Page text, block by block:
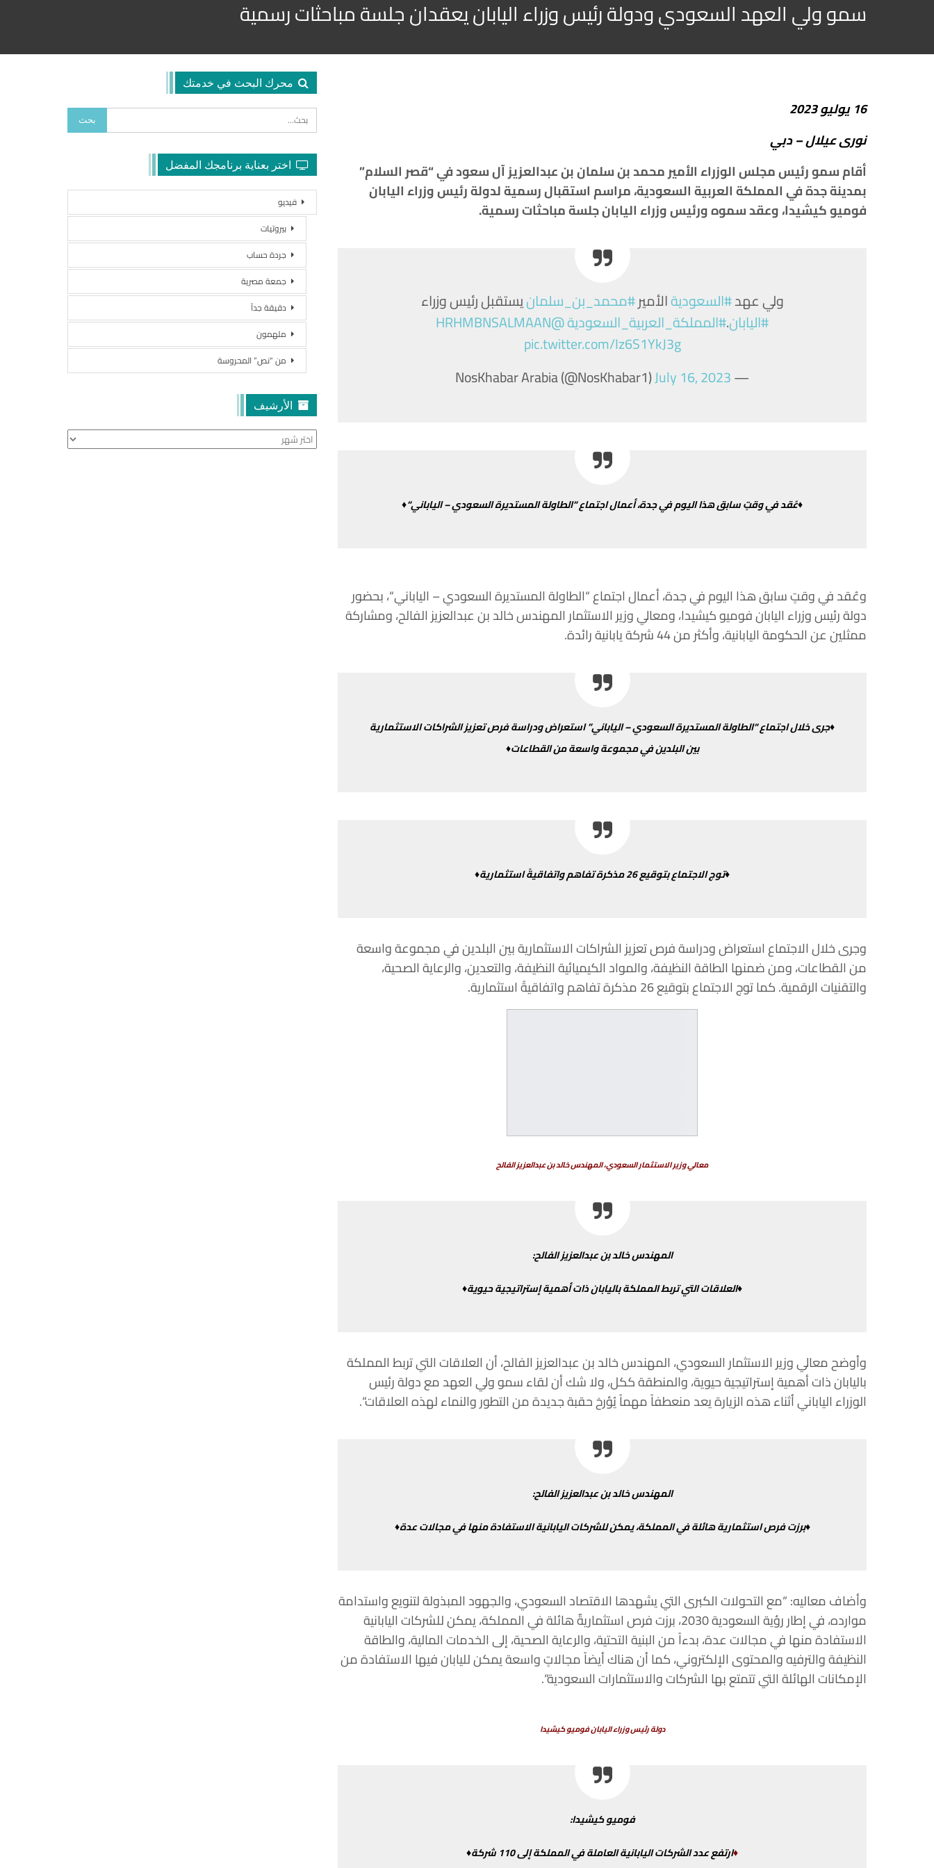
سمو ولي العهد السعودي ودولة رئيس وزراء اليابان يعقدان جلسة مباحثات رسمية
16 يوليو2023
نورىعيلال–دبي
أقام سمورئيسمجلسالوزراءالأميرمحمدبنسلمانبنعبدالعزيزآلسعودفي“قصرالسلام”
بمدينةجدة في المملكة العربية السعودية،مراسماستقبالرسميةلدولةرئيس وزراءاليابان
فوميوكيشيدا،وعقدسموهورئيسوزراءاليابانجلسةمباحثاترسمية.
ولي عهد#السعوديةالأمير#محمد_بن_سلمانيستقبل رئيس وزراء
#اليابان.#المملكة_العربية_السعودية@HRHMBNSALMAAN
pic.twitter.com/Iz6S1YkJ3g
— NosKhabar Arabia (@NosKhabar1)
July 16, 2023
♦عُقدفيوقتٍسابقهذااليومفيجدة،أعمالاجتماع“الطاولةالمستديرةالسعودي–الياباني“♦
وعُقدفيوقتٍسابقهذا اليومفيجدة،أعمالاجتماع“الطاولةالمستديرةالسعودي– الياباني“،بحضور
دولةرئيسوزراءاليابانفوميوكيشيدا،ومعالي وزيرالاستثمارالمهندسخالدبنعبدالعزيزالفالح،ومشاركة
ممثلينعنالحكومةاليابانية،وأكثرمن شركةيابانيةرائدة.
♦جرىخلالاجتماع“الطاولةالمستديرةالسعودي–الياباني”استعراضودراسةفرصتعزيزالشراكاتالاستثمارية
بينالبلدينفيمجموعةواسعة منالقطاعات♦
♦توجالاجتماعبتوقيع26 مذكرةتفاهمواتفاقيةًاستثمارية♦
وجرىخلالالاجتماعاستعراضودراسةفرصتعزيزالشراكاتالاستثماريةبينالبلدينفيمجموعةواسعة
منالقطاعات،ومنضمنها الطاقةالنظيفة،والموادالكيميائيةالنظيفة،والتعدين،والرعايةالصحية،
والتقنياتالرقمية.كماتوجالاجتماعبتوقيع مذكرةتفاهمواتفاقيةًاستثمارية.
معاليوزيرالاستثمارالسعودي،المهندسخالدبنعبدالعزيزالفالح
المهندسخالدبنعبدالعزيزالفالح:
♦العلاقاتالتيتربطالمملكةباليابانذاتأهميةإستراتيجيةحيوية♦
وأوضحمعاليوزيرالاستثمارالسعودي، المهندسخالدبنعبدالعزيزالفالح،أنالعلاقاتالتيتربطالمملكة
باليابانذاتأهميةإستراتيجيةحيوية،والمنطقة ككل،ولاشكأنلقاءسمووليالعهدمعدولةرئيس
الوزراءاليابانيأثناءهذهالزيارةيعدمنعطفاًمهماًيُؤرخحقبةجديدةمنالتطوروالنماءلهذهالعلاقات“.
المهندسخالدبنعبدالعزيزالفالح:
♦برزتفرصاستثماريةهائلةفيالمملكة،يمكنللشركاتاليابانيةالاستفادةمنهافيمجالاتعدة♦
وأضافمعاليه: “معالتحولاتالكبرىالتييشهدها الاقتصادالسعودي،والجهودالمبذولةلتنويعواستدامة
موارده،فيإطاررؤيةالسعودية ،برزت فرصاستثماريةٌهائلةفيالمملكة،يمكنللشركاتاليابانية
الاستفادةمنهافيمجالاتعدة،بدءاًمنالبنيةالتحتية،والرعايةالصحية،إلىالخدماتالمالية،والطاقة
النظيفةوالترفيهوالمحتوىالإلكتروني،كماأنهناكأيضاًمجالاتٍواسعةيمكنلليابانفيها الاستفادةمن
الإمكاناتالهائلةالتيتتمتعبها الشركاتوالاستثماراتالسعودية“.
دولةرئيسوزراءاليابانفوميوكيشيدا
فوميوكيشيدا:
♦ارتفععددالشركاتاليابانيةالعاملةفيالمملكةإلى110 شركة♦
محرك البحث في خدمتك
اختر بعناية برنامجك المفضل
فيديو
بيروتيات
جردة حساب
جمعة مصرية
دقيقة جداً
ملهمون
من “نص” المحروسة
الأرشيف
الأرشيف